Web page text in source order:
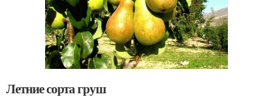
Летние сорта груш